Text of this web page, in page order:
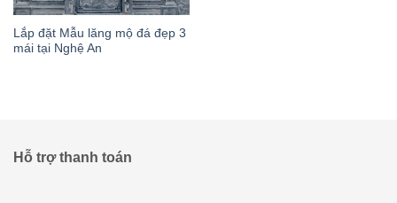
Lắp đặt Mẫu lăng mộ đá đẹp 3
mái tại Nghệ An
Hỗ trợ thanh toán